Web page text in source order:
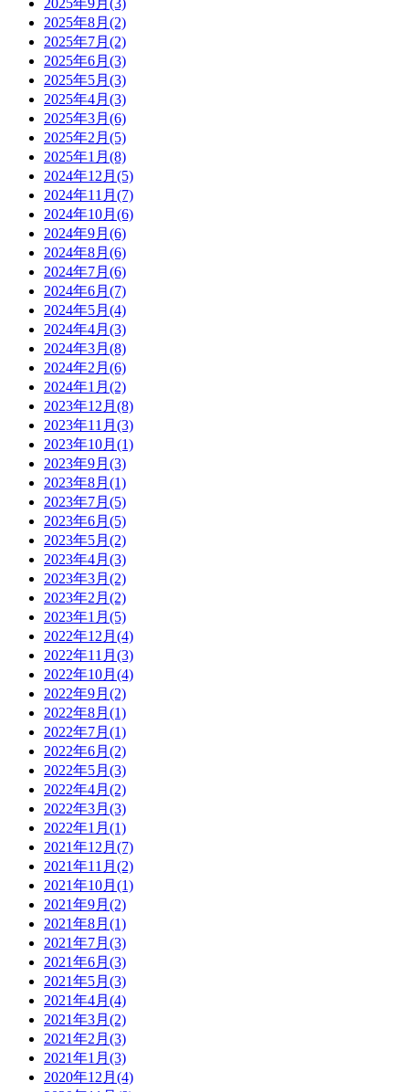
2025年8月(2)
2025年7月(2)
2025年6月(3)
2025年5月(3)
2025年4月(3)
2025年3月(6)
2025年2月(5)
2025年1月(8)
2024年12月(5)
2024年11月(7)
2024年10月(6)
2024年9月(6)
2024年8月(6)
2024年7月(6)
2024年6月(7)
2024年5月(4)
2024年4月(3)
2024年3月(8)
2024年2月(6)
2024年1月(2)
2023年12月(8)
2023年11月(3)
2023年10月(1)
2023年9月(3)
2023年8月(1)
2023年7月(5)
2023年6月(5)
2023年5月(2)
2023年4月(3)
2023年3月(2)
2023年2月(2)
2023年1月(5)
2022年12月(4)
2022年11月(3)
2022年10月(4)
2022年9月(2)
2022年8月(1)
2022年7月(1)
2022年6月(2)
2022年5月(3)
2022年4月(2)
2022年3月(3)
2022年1月(1)
2021年12月(7)
2021年11月(2)
2021年10月(1)
2021年9月(2)
2021年8月(1)
2021年7月(3)
2021年6月(3)
2021年5月(3)
2021年4月(4)
2021年3月(2)
2021年2月(3)
2021年1月(3)
2020年12月(4)